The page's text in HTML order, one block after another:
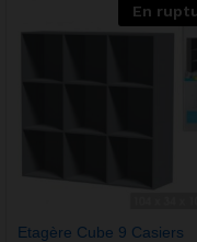
En
Etagère Cube 9 Casiers